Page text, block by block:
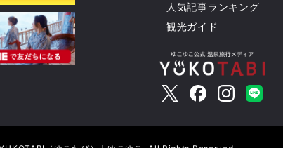
人気記事ランキング
観光ガイド